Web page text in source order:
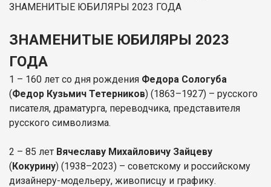
ЗНАМЕНИТЫЕ ЮБИЛЯРЫ 2023 ГОДА
ЗНАМЕНИТЫЕ ЮБИЛЯРЫ 2023
ГОДА
1 – 160 лет со дня рождения Федора Сологуба
(Федор Кузьмич Тетерников) (1863–1927) – русского
писателя, драматурга, переводчика, представителя
русского символизма.
2 – 85 лет Вячеславу Михайловичу Зайцеву
(Кокурину) (1938–2023) – советскому и российскому
дизайнеру-модельеру, живописцу и графику.